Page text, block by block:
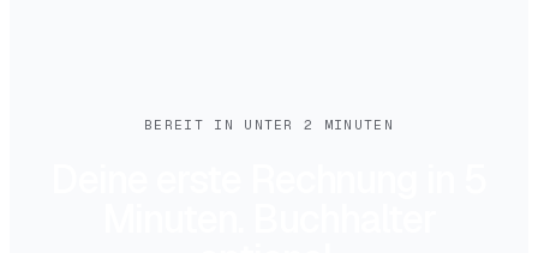
BEREIT IN UNTER 2 MINUTEN